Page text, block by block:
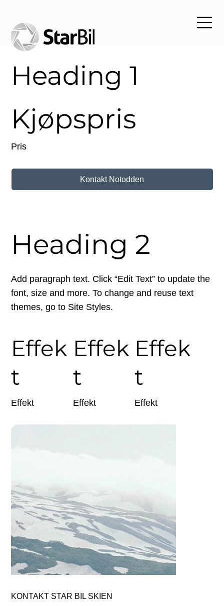
Heading 2
Add paragraph text. Click “Edit Text” to update the
font, size and more. To change and reuse text
themes, go to Site Styles.
Effek
t
Effekt
Effek
t
Effekt
Effek
t
Effekt
Kjøpspris
Pris
Kontakt Notodden
Heading 1
KONTAKT STAR BIL SKIEN